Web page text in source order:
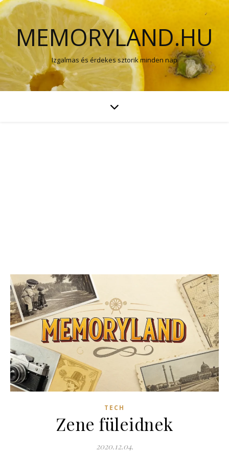
MEMORYLAND.HU
Izgalmas és érdekes sztorik minden nap
TECH
Zene füleidnek
2020.12.04.